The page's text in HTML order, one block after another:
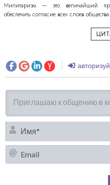
Милитаризм — это величайший
обеспечить согласие всех слоев общества.